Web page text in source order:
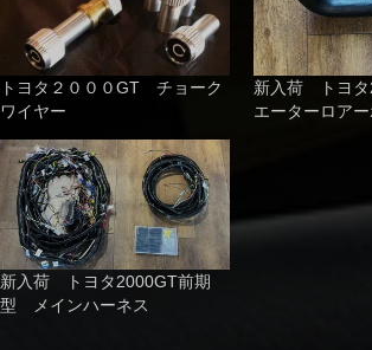
トヨタ２０００GT チョーク
ワイヤー
新入荷 トヨ
エーターロア
新入荷 トヨタ2000GT前期
型 メインハーネス